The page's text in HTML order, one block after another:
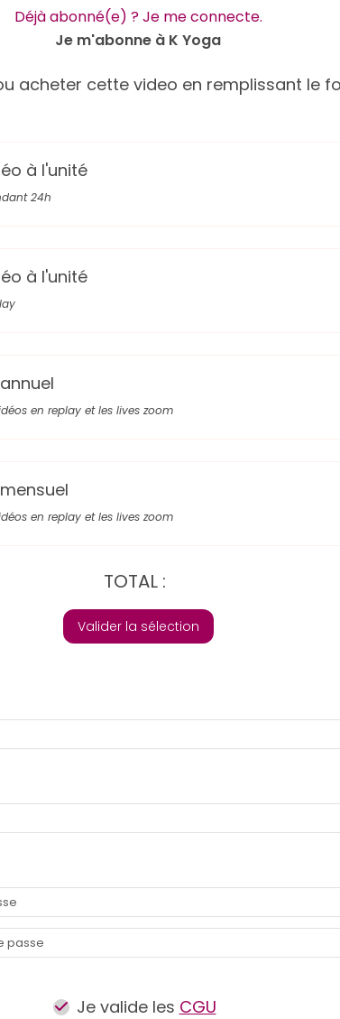
Déjà abonné(e) ? Je me connecte.
Je m'abonne à K Yoga
acheter cette video en remplissant le
à l'unité
24h
à l'unité
en replay et les lives zoom
en replay et les lives zoom
TOTAL :
Valider la sélection
Je valide les CGU